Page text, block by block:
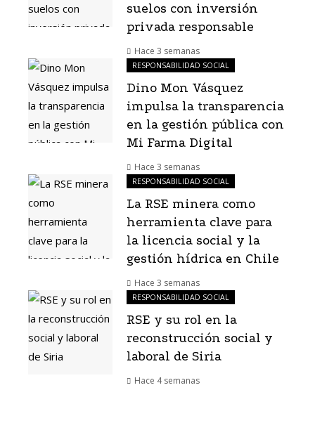
suelos con inversión
privada responsable
Hace 3 semanas
RESPONSABILIDAD SOCIAL
Dino Mon Vásquez
impulsa la transparencia
en la gestión pública con
Mi Farma Digital
Hace 3 semanas
RESPONSABILIDAD SOCIAL
La RSE minera como
herramienta clave para
la licencia social y la
gestión hídrica en Chile
Hace 3 semanas
RESPONSABILIDAD SOCIAL
RSE y su rol en la
reconstrucción social y
laboral de Siria
Hace 4 semanas